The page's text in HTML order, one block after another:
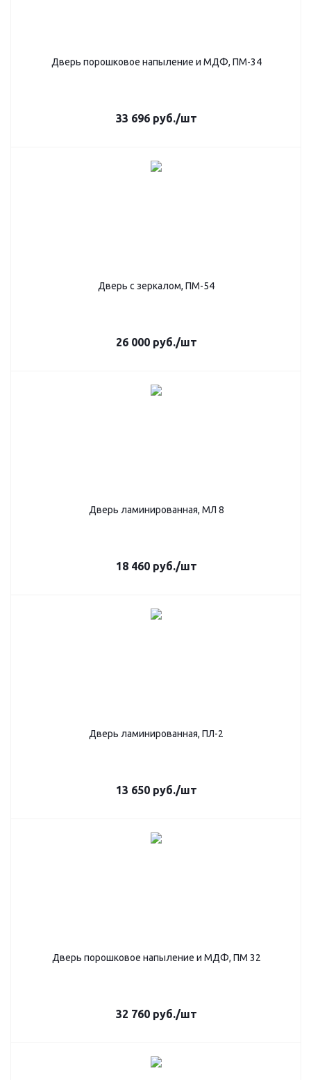
Дверь порошковое напыление и МДФ, ПМ-34
33 696руб./шт
Дверь с зеркалом, ПМ-54
26 000руб./шт
Дверь ламинированная, МЛ 8
18 460руб./шт
Дверь ламинированная, ПЛ-2
13 650руб./шт
Дверь порошковое напыление и МДФ, ПМ 32
32 760руб./шт